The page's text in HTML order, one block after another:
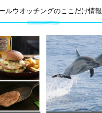
ルウオッチングのここだけ情報